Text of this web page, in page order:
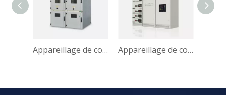
Appareillage de commutation à boîtier métallique mobile à courant alternatif de type blindé moyen KYN28 Appareillage de commutation blindé débrochable basse tension MNS